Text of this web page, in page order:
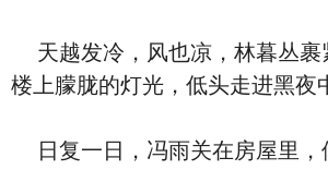
天越发冷，风也凉，林暮丛裹
楼上朦胧的灯光，低头走进黑夜
日复一日，冯雨关在房屋里，